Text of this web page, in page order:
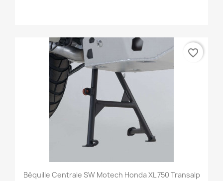
Béquille Centrale SW Motech Honda XL 750 Transalp
favorite_border